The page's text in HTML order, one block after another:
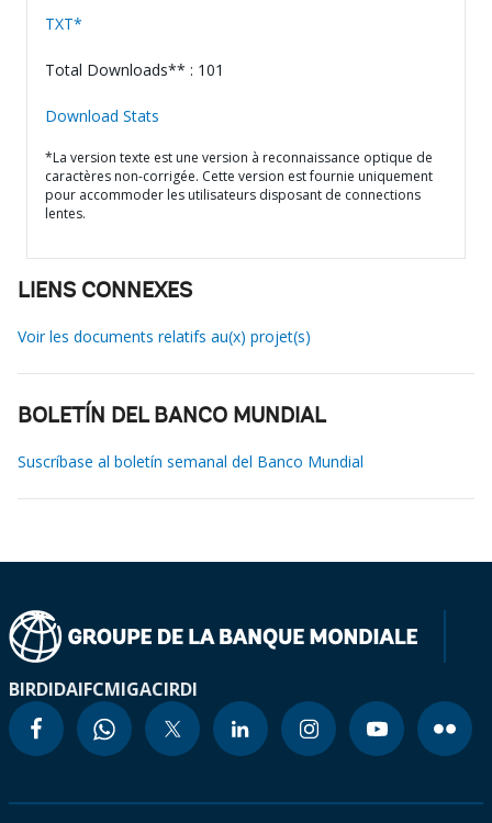
TXT*
Total Downloads** : 101
Download Stats
*La version texte est une version à reconnaissance optique de
caractères non-corrigée. Cette version est fournie uniquement
pour accommoder les utilisateurs disposant de connections
lentes.
LIENS CONNEXES
Voir les documents relatifs au(x) projet(s)
BOLETÍN DEL BANCO MUNDIAL
Suscríbase al boletín semanal del Banco Mundial
BIRDIDAIFCMIGACIRDI